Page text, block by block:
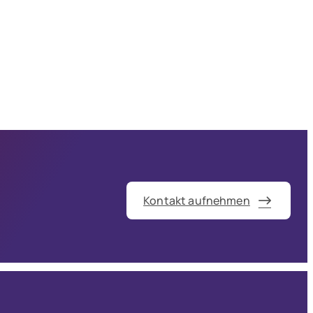
Kontakt aufnehmen